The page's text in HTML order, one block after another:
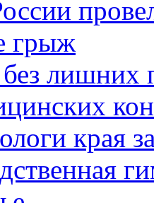
грыж
лишних
края